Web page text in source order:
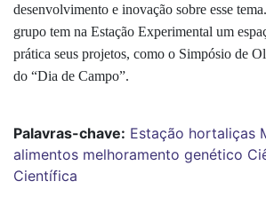
desenvolvimento e inovação sobre esse
grupo tem na Estação Experimental um
prática seus projetos, como o Simpósio de
do “Dia de Campo”.
Palavras-chave: Estação hortaliças
alimentos melhoramento genético
Científica